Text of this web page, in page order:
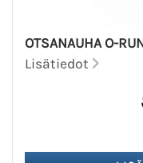
OTSANAUHA O-
Lisätiedot